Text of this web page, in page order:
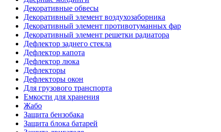
Декоративные обвесы
Декоративный элемент воздухозаборника
Декоративный элемент противотуманных фар
Декоративный элемент решетки радиатора
Дефлектор заднего стекла
Дефлектор капота
Дефлектор люка
Дефлекторы
Дефлекторы окон
Для грузового транспорта
Емкости для хранения
Жабо
Защита бензобака
Защита блока батарей